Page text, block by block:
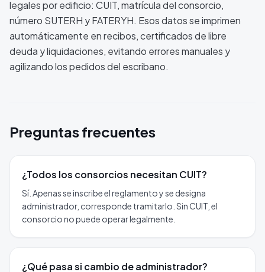
legales por edificio: CUIT, matrícula del consorcio,
número SUTERH y FATERYH. Esos datos se imprimen
automáticamente en recibos, certificados de libre
deuda y liquidaciones, evitando errores manuales y
agilizando los pedidos del escribano.
Preguntas frecuentes
¿Todos los consorcios necesitan CUIT?
Sí. Apenas se inscribe el reglamento y se designa
administrador, corresponde tramitarlo. Sin CUIT, el
consorcio no puede operar legalmente.
¿Qué pasa si cambio de administrador?